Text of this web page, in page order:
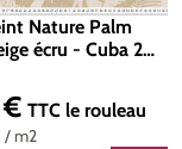
Nature Palm
écru - Cuba 2
| Réf. AS-
/ m2
:
TTC le rouleau